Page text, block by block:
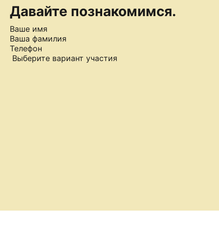
Давайте познакомимся.
Ваше имя
Ваша фамилия
Телефон
Выберите вариант участия